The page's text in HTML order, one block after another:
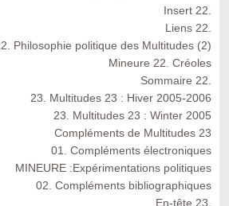
Insert 22.
Liens 22.
Philosophie politique des Multitudes (2)
Mineure 22. Créoles
Sommaire 22.
23. Multitudes 23 : Hiver 2005-2006
23. Multitudes 23 : Winter 2005
Compléments de Multitudes 23
01. Compléments électroniques
MINEURE :Expérimentations politiques
02. Compléments bibliographiques
En-tête 23.